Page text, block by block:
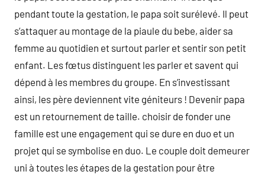
pendant toute la gestation, le papa soit surélevé. Il peut
s’attaquer au montage de la piaule du bebe, aider sa
femme au quotidien et surtout parler et sentir son petit
enfant. Les fœtus distinguent les parler et savent qui
dépend à les membres du groupe. En s’investissant
ainsi, les père deviennent vite géniteurs ! Devenir papa
est un retournement de taille. choisir de fonder une
famille est une engagement qui se dure en duo et un
projet qui se symbolise en duo. Le couple doit demeurer
uni à toutes les étapes de la gestation pour être